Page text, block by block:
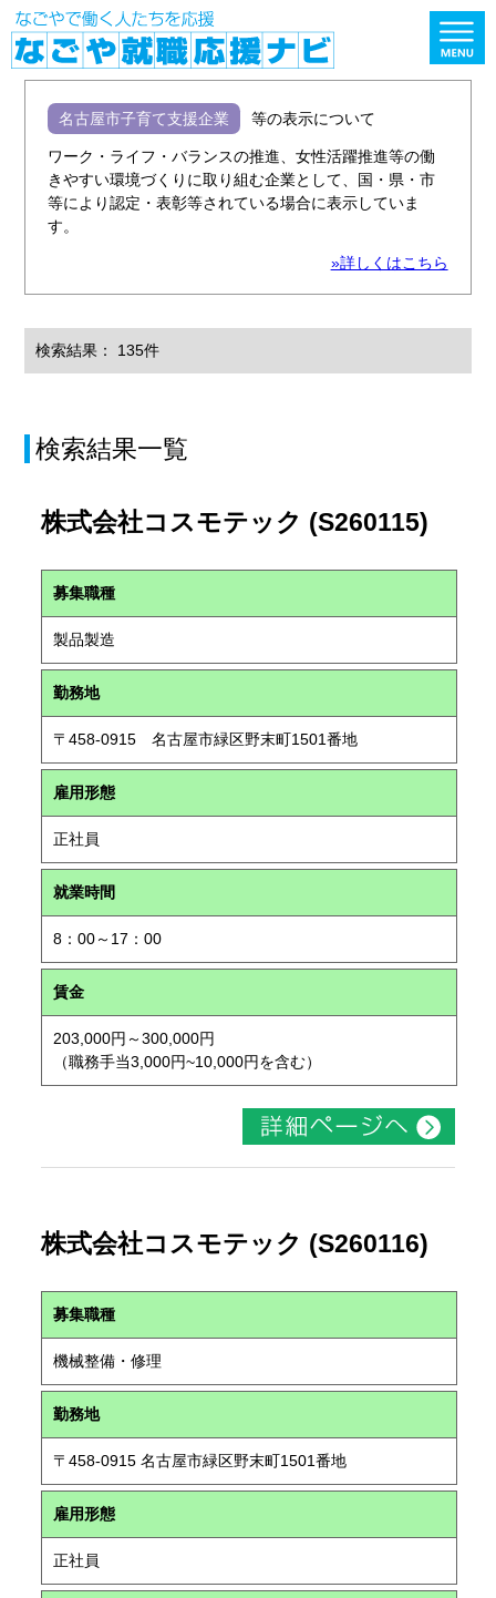
名古屋市子育て支援企業 等の表示について
ワーク・ライフ・バランスの推進、女性活躍推進等の働
きやすい環境づくりに取り組む企業として、国・県・市
等により認定・表彰等されている場合に表示していま
す。
»詳しくはこちら
検索結果： 135件
検索結果一覧
株式会社コスモテック (S260115)
募集職種
製品製造
勤務地
〒458-0915 名古屋市緑区野末町1501番地
雇用形態
正社員
就業時間
8：00～17：00
賃金
203,000円～300,000円
（職務手当3,000円~10,000円を含む）
株式会社コスモテック (S260116)
募集職種
機械整備・修理
勤務地
〒458-0915 名古屋市緑区野末町1501番地
雇用形態
正社員